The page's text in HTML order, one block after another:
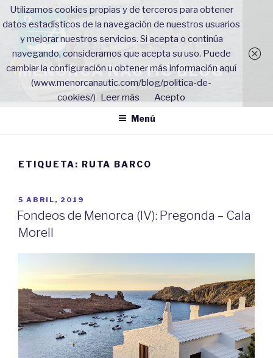
Saltar
al
contenido
MENORCA NAUTIC BLOG
Dedicados al alquiler de barcos desde 1990
Menú
ETIQUETA: RUTA BARCO
PUBLICADO
EL
5 ABRIL, 2019
Fondeos de Menorca (IV): Pregonda – Cala
Morell
Utilizamos cookies propias y de terceros para obtener
datos estadísticos de la navegación de nuestros usuarios
y mejorar nuestros servicios. Si acepta o continúa
navegando, consideramos que acepta su uso. Puede
cambiar la configuración u obtener más información aquí
(www.menorcanautic.com/blog/politica-de-
cookies/) Leer más Acepto